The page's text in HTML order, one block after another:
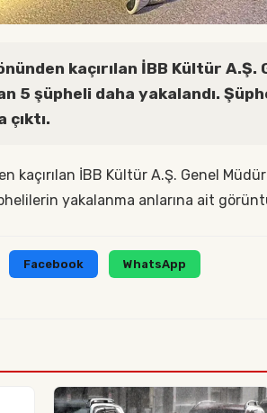
kaçırılan İBB Kültür A.Ş.
5 şüpheli daha yakalandı.
İBB Kültür A.Ş. Genel Müdür
yakalanma anlarına ait
Facebook WhatsApp